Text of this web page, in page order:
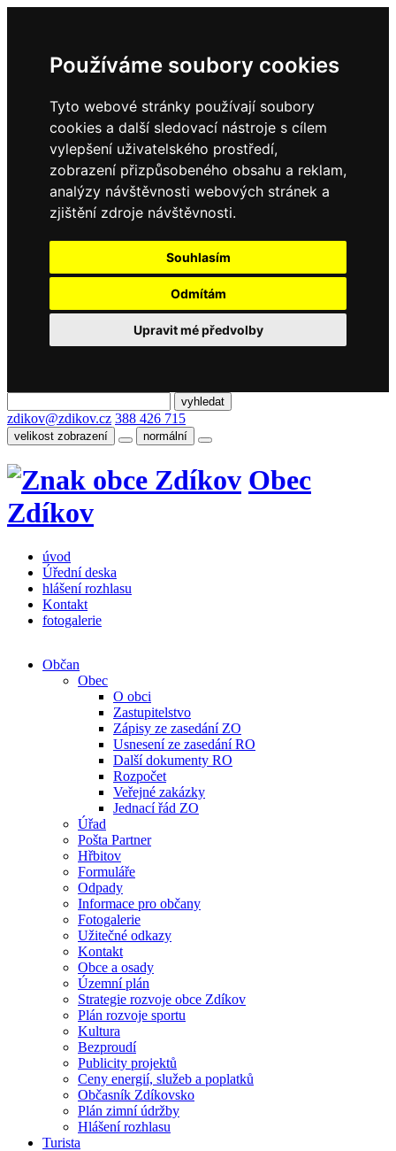
Používáme soubory cookies
Tyto webové stránky používají soubory
cookies a další sledovací nástroje s cílem
vylepšení uživatelského prostředí,
zobrazení přizpůsobeného obsahu a reklam,
analýzy návštěvnosti webových stránek a
zjištění zdroje návštěvnosti.
Souhlasím
Odmítám
Upravit mé předvolby
zdikov@zdikov.cz 388 426 715
velikost zobrazení normální
Obec
Zdíkov
úvod
Úřední deska
hlášení rozhlasu
Kontakt
fotogalerie
Občan
Obec
O obci
Zastupitelstvo
Zápisy ze zasedání ZO
Usnesení ze zasedání RO
Další dokumenty RO
Rozpočet
Veřejné zakázky
Jednací řád ZO
Úřad
Pošta Partner
Hřbitov
Formuláře
Odpady
Informace pro občany
Fotogalerie
Užitečné odkazy
Kontakt
Obce a osady
Územní plán
Strategie rozvoje obce Zdíkov
Plán rozvoje sportu
Kultura
Bezproudí
Publicity projektů
Ceny energií, služeb a poplatků
Občasník Zdíkovsko
Plán zimní údržby
Hlášení rozhlasu
Turista